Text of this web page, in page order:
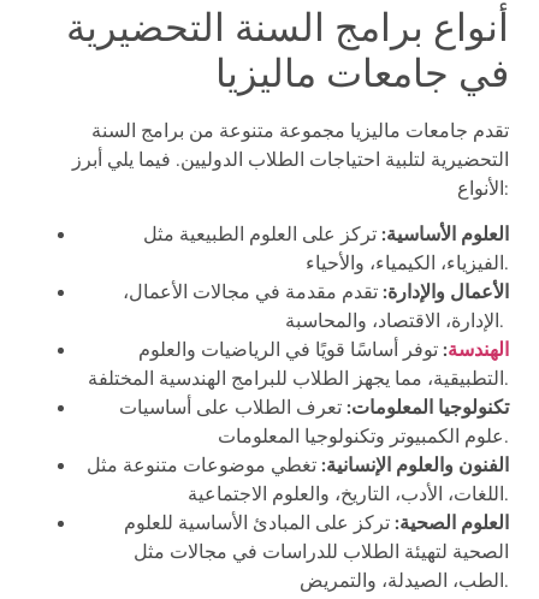
أنواع برامج السنة التحضيرية
في جامعات ماليزيا
تقدم جامعات ماليزيا مجموعة متنوعة من برامج السنة
التحضيرية لتلبية احتياجات الطلاب الدوليين. فيما يلي أبرز
الأنواع
:
العلوم الأساسية:تركز على العلوم الطبيعية مثل
الفيزياء، الكيمياء، والأحياء.
الأعمال والإدارة:تقدم مقدمة في مجالات الأعمال،
الإدارة، الاقتصاد، والمحاسبة.
الهندسة:توفر أساسًا قويًا في الرياضيات والعلوم
التطبيقية، مما يجهز الطلاب للبرامج الهندسية المختلفة.
تكنولوجيا المعلومات:تعرف الطلاب على أساسيات
علوم الكمبيوتر وتكنولوجيا المعلومات.
الفنون والعلوم الإنسانية:تغطي موضوعات متنوعة مثل
اللغات، الأدب، التاريخ، والعلوم الاجتماعية.
العلوم الصحية:تركز على المبادئ الأساسية للعلوم
الصحية لتهيئة الطلاب للدراسات في مجالات مثل
الطب، الصيدلة، والتمريض.